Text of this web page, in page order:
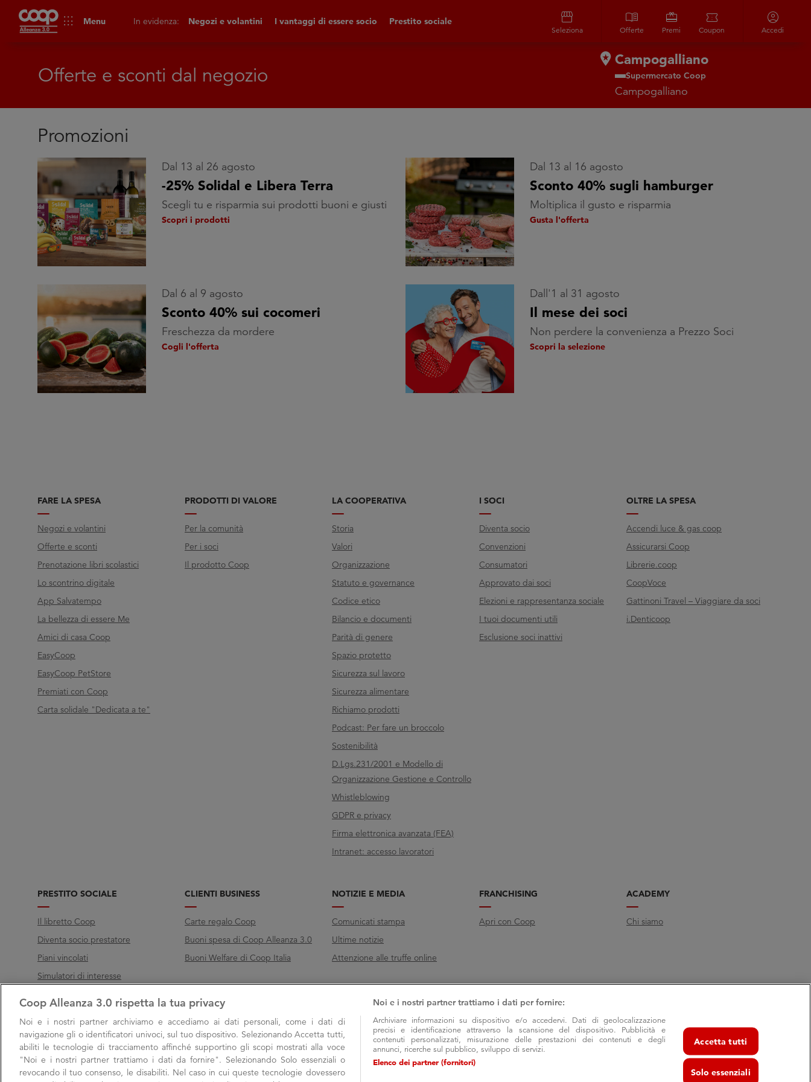
apps Menu In evidenza: Negozi e volantini I vantaggi di essere socio Prestito sociale storefront
Seleziona
menu_book
Offerte
redeem
Premi
confirmation_number
Coupon
account_circle
Accedi
Offerte e sconti dal negozio
Campogalliano
Supermercato Coop
Campogalliano
Promozioni
Dal 13 al 26 agosto
-25% Solidal e Libera Terra
Scegli tu e risparmia sui prodotti buoni e giusti
Scopri i prodotti
Dal 13 al 16 agosto
Sconto 40% sugli hamburger
Moltiplica il gusto e risparmia
Gusta l'offerta
Dal 6 al 9 agosto
Sconto 40% sui cocomeri
Freschezza da mordere
Cogli l'offerta
Dall'1 al 31 agosto
Il mese dei soci
Non perdere la convenienza a Prezzo Soci
Scopri la selezione
FARE LA SPESA
Negozi e volantini
Offerte e sconti
Prenotazione libri scolastici
Lo scontrino digitale
App Salvatempo
La bellezza di essere Me
Amici di casa Coop
EasyCoop
EasyCoop PetStore
Premiati con Coop
Carta solidale "Dedicata a te"
PRODOTTI DI VALORE
Per la comunità
Per i soci
Il prodotto Coop
LA COOPERATIVA
Storia
Valori
Organizzazione
Statuto e governance
Codice etico
Bilancio e documenti
Parità di genere
Spazio protetto
Sicurezza sul lavoro
Sicurezza alimentare
Richiamo prodotti
Podcast: Per fare un broccolo
Sostenibilità
D.Lgs.231/2001 e Modello di
Organizzazione Gestione e Controllo
Whistleblowing
GDPR e privacy
Firma elettronica avanzata (FEA)
Intranet: accesso lavoratori
I SOCI
Diventa socio
Convenzioni
Consumatori
Approvato dai soci
Elezioni e rappresentanza sociale
I tuoi documenti utili
Esclusione soci inattivi
OLTRE LA SPESA
Accendi luce & gas coop
Assicurarsi Coop
Librerie.coop
CoopVoce
Gattinoni Travel – Viaggiare da soci
i.Denticoop
PRESTITO SOCIALE
Il libretto Coop
Diventa socio prestatore
Piani vincolati
Simulatori di interesse
CLIENTI BUSINESS
Carte regalo Coop
Buoni spesa di Coop Alleanza 3.0
Buoni Welfare di Coop Italia
NOTIZIE E MEDIA
Comunicati stampa
Ultime notizie
Attenzione alle truffe online
FRANCHISING
Apri con Coop
ACADEMY
Chi siamo
Call800 000 003
Lunedì → Venerdì, 9:00 → 17:00
Sabato, 9:00 → 13:00
Coop Alleanza 3.0 rispetta la tua privacy
Noi e i nostri partner archiviamo e accediamo ai dati personali, come i dati di
navigazione gli o identificatori univoci, sul tuo dispositivo. Selezionando Accetta tutti,
abiliti le tecnologie di tracciamento affinché supportino gli scopi mostrati alla voce
"Noi e i nostri partner trattiamo i dati da fornire". Selezionando Solo essenziali o
revocando il tuo consenso, le disabiliti. Nel caso in cui queste tecnologie dovessero
Noi e i nostri partner trattiamo i dati per fornire:
Archiviare informazioni su dispositivo e/o accedervi. Dati di geolocalizzazione
precisi e identificazione attraverso la scansione del dispositivo. Pubblicità e
contenuti personalizzati, misurazione delle prestazioni dei contenuti e degli
annunci, ricerche sul pubblico, sviluppo di servizi.
Elenco dei partner (fornitori)
Accetta tutti
Solo essenziali